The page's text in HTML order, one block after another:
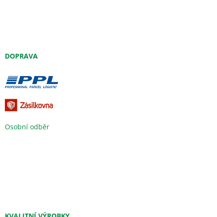
DOPRAVA
Osobní odběr